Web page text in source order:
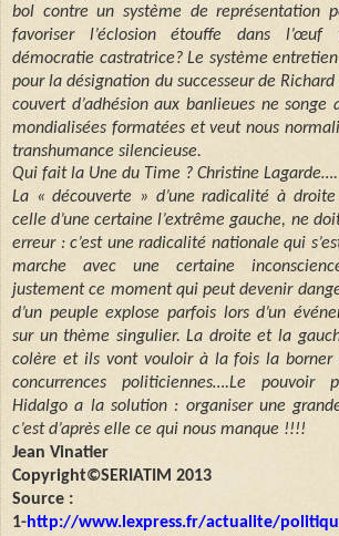
bol contre un système de représentation
favoriser l’éclosion étouffe dans l’œuf
démocratie castratrice? Le système
pour la désignation du successeur de
couvert d’adhésion aux banlieues ne songe
mondialisées formatées et veut nous
transhumance silencieuse.
Qui fait la Une du Time ? Christine Lagarde….
La « découverte » d’une radicalité à
celle d’une certaine l’extrême gauche, ne
erreur : c’est une radicalité nationale qui
marche avec une certaine
justement ce moment qui peut devenir
d’un peuple explose parfois lors d’un
sur un thème singulier. La droite et la
colère et ils vont vouloir à la fois la borner
concurrences politiciennes….Le pouvoir
Hidalgo a la solution : organiser une
c’est d’après elle ce qui nous manque !!!!
Jean Vinatier
Copyright©SERIATIM 2013
Source :
1-http://www.lexpress.fr/actualite/